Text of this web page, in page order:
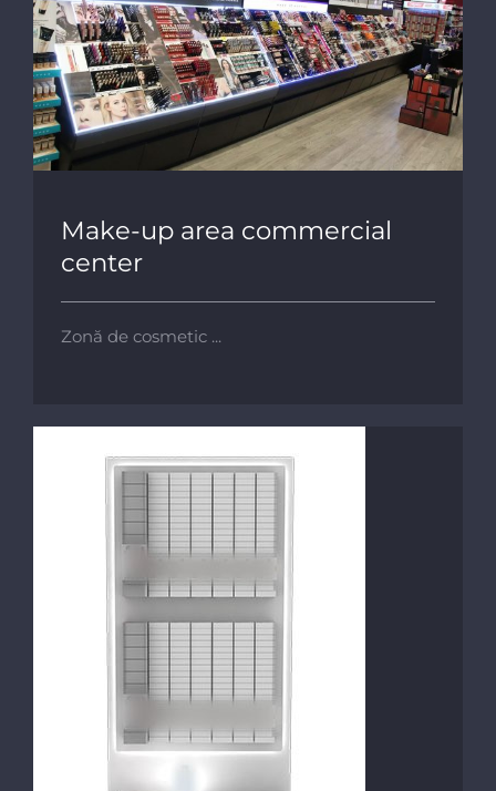
Make-up area commercial center
Make-up area commercial
center
Zonă de cosmetic ...